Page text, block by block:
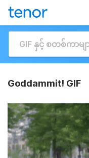
Goddammit! GIF